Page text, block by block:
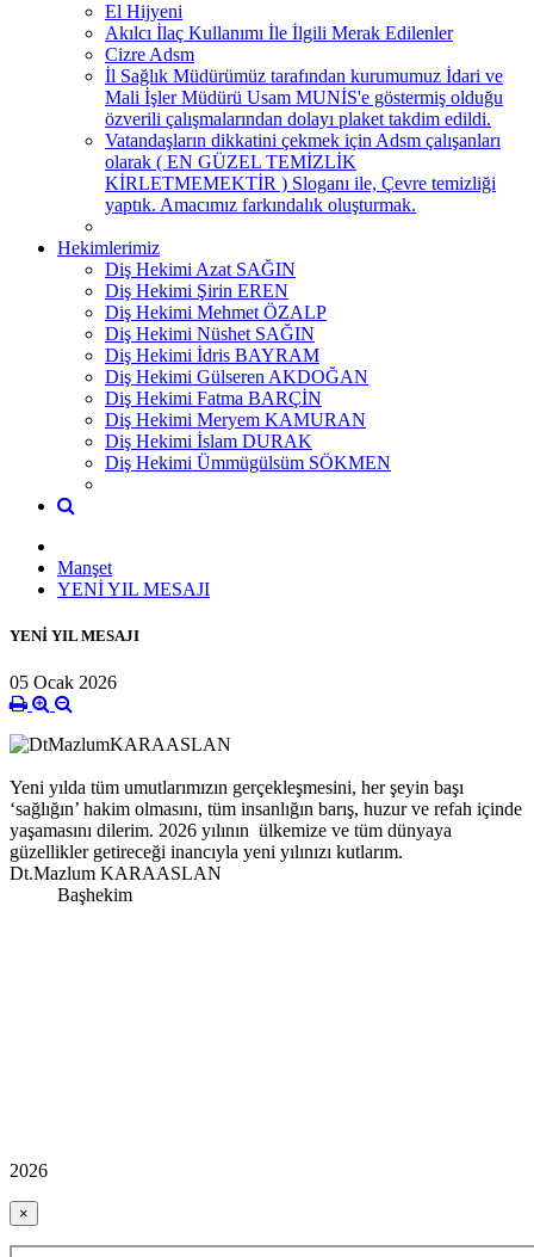
El Hijyeni
Akılcı İlaç Kullanımı İle İlgili Merak Edilenler
Cizre Adsm
İl Sağlık Müdürümüz tarafından kurumumuz İdari ve
Mali İşler Müdürü Usam MUNİS'e göstermiş olduğu
özverili çalışmalarından dolayı plaket takdim edildi.
Vatandaşların dikkatini çekmek için Adsm çalışanları
olarak ( EN GÜZEL TEMİZLİK
KİRLETMEMEKTİR ) Sloganı ile, Çevre temizliği
yaptık. Amacımız farkındalık oluşturmak.
Hekimlerimiz
Diş Hekimi Azat SAĞIN
Diş Hekimi Şirin EREN
Diş Hekimi Mehmet ÖZALP
Diş Hekimi Nüshet SAĞIN
Diş Hekimi İdris BAYRAM
Diş Hekimi Gülseren AKDOĞAN
Diş Hekimi Fatma BARÇİN
Diş Hekimi Meryem KAMURAN
Diş Hekimi İslam DURAK
Diş Hekimi Ümmügülsüm SÖKMEN
Manşet
YENİ YIL MESAJI
YENİ YIL MESAJI
05 Ocak 2026
Yeni yılda tüm umutlarımızın gerçekleşmesini, her şeyin başı
‘sağlığın’ hakim olmasını, tüm insanlığın barış, huzur ve refah içinde
yaşamasını dilerim. 2026 yılının ülkemize ve tüm dünyaya
güzellikler getireceği inancıyla yeni yılınızı kutlarım.
Dt.Mazlum KARAASLAN
Başhekim
2026
×